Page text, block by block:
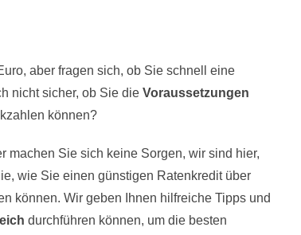
aber fragen sich, ob Sie schnell eine
nicht sicher, ob Sie die Voraussetzungen
können?
machen Sie sich keine Sorgen, wir sind hier,
wie Sie einen günstigen Ratenkredit über
können. Wir geben Ihnen hilfreiche Tipps und
durchführen können, um die besten